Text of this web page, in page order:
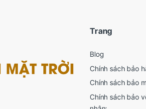
Trang
Blog
Chính sách bảo
Chính sách bảo
Chính sách bảo